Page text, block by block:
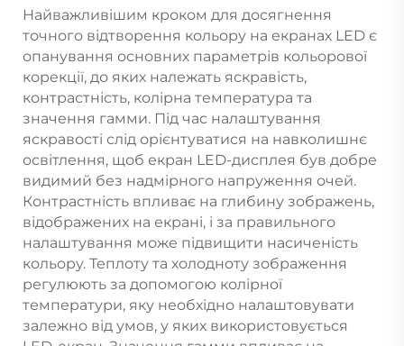
Найважливішим кроком для досягнення
точного відтворення кольору на екранах LED є
опанування основних параметрів кольорової
корекції, до яких належать яскравість,
контрастність, колірна температура та
значення гамми. Під час налаштування
яскравості слід орієнтуватися на навколишнє
освітлення, щоб екран LED-дисплея був добре
видимий без надмірного напруження очей.
Контрастність впливає на глибину зображень,
відображених на екрані, і за правильного
налаштування може підвищити насиченість
кольору. Теплоту та холодноту зображення
регулюють за допомогою колірної
температури, яку необхідно налаштовувати
залежно від умов, у яких використовується